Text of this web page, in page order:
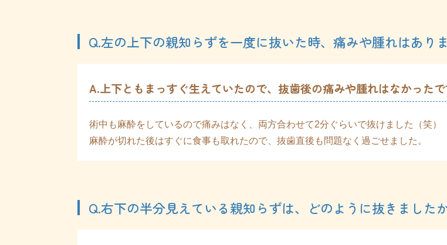
Q.左の上下の親知らずを一度に抜いた時、痛みや腫れはあり
A.上下ともまっすぐ生えていたので、抜歯後の痛みや腫れはなかったで
術中も麻酔をしているので痛みはなく、両方合わせて2分ぐらいで抜けました（笑）
麻酔が切れた後はすぐに食事も取れたので、抜歯直後も問題なく過ごせました。
Q.右下の半分見えている親知らずは、どのように抜きました